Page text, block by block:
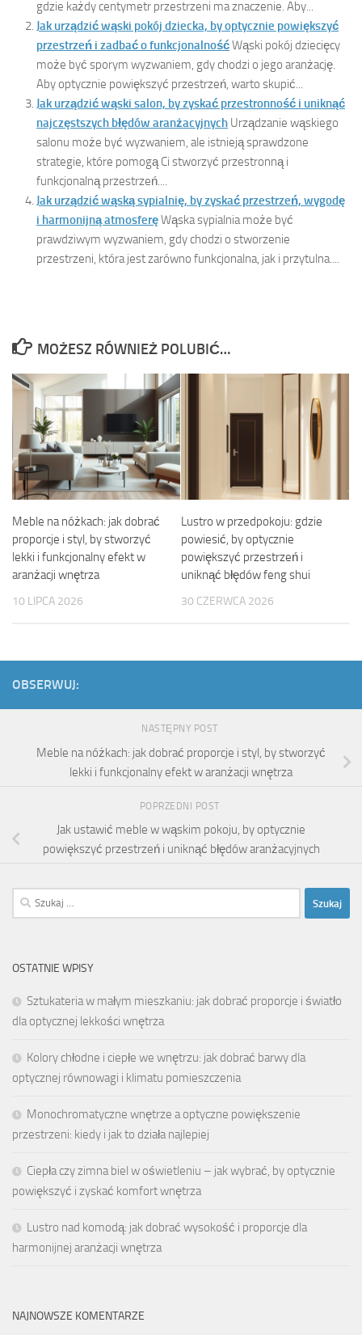
gdzie każdy centymetr przestrzeni ma znaczenie. Aby...
Jak urządzić wąski pokój dziecka, by optycznie powiększyć
przestrzeń i zadbać o funkcjonalnośćWąski pokój dziecięcy
może być sporym wyzwaniem, gdy chodzi o jego aranżację.
Aby optycznie powiększyć przestrzeń, warto skupić...
Jak urządzić wąski salon, by zyskać przestronność i uniknąć
najczęstszych błędów aranżacyjnych Urządzanie wąskiego
salonu może być wyzwaniem, ale istnieją sprawdzone
strategie, które pomogą Ci stworzyć przestronną i
funkcjonalną przestrzeń....
Jak urządzić wąską sypialnię, by zyskać przestrzeń, wygodę
i harmonijną atmosferęWąska sypialnia może być
prawdziwym wyzwaniem, gdy chodzi o stworzenie
przestrzeni, która jest zarówno funkcjonalna, jak i przytulna....
MOŻESZ RÓWNIEŻ POLUBIĆ…
Meble na nóżkach: jak dobrać
proporcje i styl, by stworzyć
lekki i funkcjonalny efekt w
aranżacji wnętrza
10 LIPCA 2026
Lustro w przedpokoju: gdzie
powiesić, by optycznie
powiększyć przestrzeń i
uniknąć błędów feng shui
30 CZERWCA 2026
OBSERWUJ:
NASTĘPNY POST
Meble na nóżkach: jak dobrać proporcje i styl, by stworzyć
lekki i funkcjonalny efekt w aranżacji wnętrza
POPRZEDNI POST
Jak ustawić meble w wąskim pokoju, by optycznie
powiększyć przestrzeń i uniknąć błędów aranżacyjnych
Szukaj:
OSTATNIE WPISY
Sztukateria w małym mieszkaniu: jak dobrać proporcje i światło
dla optycznej lekkości wnętrza
Kolory chłodne i ciepłe we wnętrzu: jak dobrać barwy dla
optycznej równowagi i klimatu pomieszczenia
Monochromatyczne wnętrze a optyczne powiększenie
przestrzeni: kiedy i jak to działa najlepiej
Ciepła czy zimna biel w oświetleniu – jak wybrać, by optycznie
powiększyć i zyskać komfort wnętrza
Lustro nad komodą: jak dobrać wysokość i proporcje dla
harmonijnej aranżacji wnętrza
NAJNOWSZE KOMENTARZE